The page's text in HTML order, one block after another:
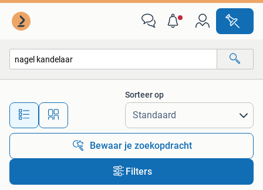
Alle afstanden…
Sorteer op
Bewaar je zoekopdracht
Filters